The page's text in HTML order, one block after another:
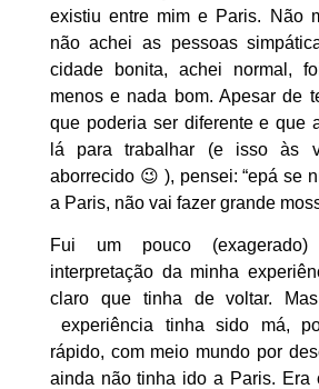
existiu entre mim e Paris. Não
não achei as pessoas
cidade bonita, achei normal,
menos e nada bom. Apesar de
que poderia ser diferente e que
lá para trabalhar (e isso às
aborrecido 😉 ), pensei: “epá se
a Paris, não vai fazer grande
Fui um pouco (exagerado)
interpretação da minha
claro que tinha de voltar.
experiência tinha sido má,
rápido, com meio mundo por
ainda não tinha ido a Paris. Era